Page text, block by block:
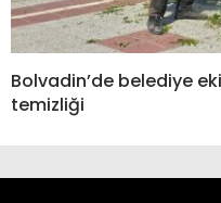
Bolvadin’de belediye
temizliği